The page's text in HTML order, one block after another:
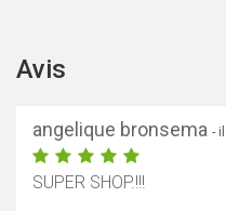
Avis
angelique bronsema -
SUPER SHOP.!!!